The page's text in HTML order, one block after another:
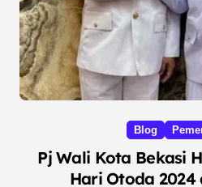
Blog
Pj Wali Kota Bekasi
Hari Otoda